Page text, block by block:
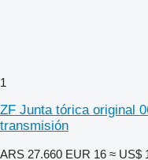
1
ZF Junta tórica original
transmisión
ARS 27.660 EUR 16 ≈ US$